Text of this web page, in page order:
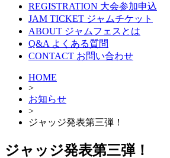
REGISTRATION 大会参加申込
JAM TICKET ジャムチケット
ABOUT ジャムフェスとは
Q&A よくある質問
CONTACT お問い合わせ
HOME
>
お知らせ
>
ジャッジ発表第三弾！
ジャッジ発表第三弾！